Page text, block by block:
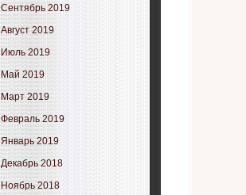
Сентябрь 2019
Август 2019
Июль 2019
Май 2019
Март 2019
Февраль 2019
Январь 2019
Декабрь 2018
Ноябрь 2018